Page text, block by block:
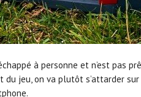
à personne et n’est pas
jeu, on va plutôt s’attarder sur